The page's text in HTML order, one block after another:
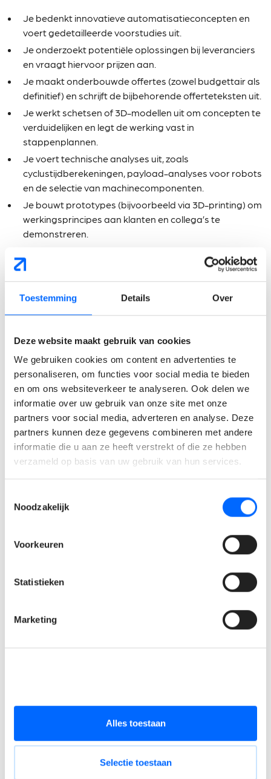
Toestemming Details Over
Deze website maakt gebruik van cookies
We gebruiken cookies om content en advertenties te
personaliseren, om functies voor social media te bieden
en om ons websiteverkeer te analyseren. Ook delen we
informatie over uw gebruik van onze site met onze
partners voor social media, adverteren en analyse. Deze
partners kunnen deze gegevens combineren met andere
informatie die u aan ze heeft verstrekt of die ze hebben
verzameld op basis van uw gebruik van hun services.
Noodzakelijk
Voorkeuren
Statistieken
Marketing
Alles toestaan
Selectie toestaan
Je bedenkt innovatieve automatisatieconcepten en
voert gedetailleerde voorstudies uit.
Je onderzoekt potentiële oplossingen bij leveranciers
en vraagt hiervoor prijzen aan.
Je maakt onderbouwde offertes (zowel budgettair als
definitief) en schrijft de bijbehorende offerteteksten uit.
Je werkt schetsen of 3D-modellen uit om concepten te
verduidelijken en legt de werking vast in
stappenplannen.
Je voert technische analyses uit, zoals
cyclustijdberekeningen, payload-analyses voor robots
en de selectie van machinecomponenten.
Je bouwt prototypes (bijvoorbeeld via 3D-printing) om
werkingsprincipes aan klanten en collega’s te
demonstreren.
presenteert concepten op een heldere manier aan alle
betrokken partijen.
Wat verwachten wij van
jou?
Je hebt een Master met minstens 5 jaar relevante
ervaring in de machinebouw.
Je hebt een grondige ervaring met CAD-systemen
(zoals Solidworks of Creo) en het Office-pakket.
Je bent creatief, neemt initiatief en denkt
probleemoplossend, ook bij conflicterende eisen of
veiligheidsvraagstukken.
Je bent communicatievaardig en spreekt vloeiend
pluspunt).
afgestemd op jouw ervaring en expertise, zodat jouw
Een premium bedrijfswagen met laadpas en/of
Uitgebreide hospitalisatieverzekering zonder franchise
voor jou en je gezin.
Maaltijdcheques van €8 per dag.
Flexibiliteit: Glijdende werkuren en de mogelijkheid tot 2